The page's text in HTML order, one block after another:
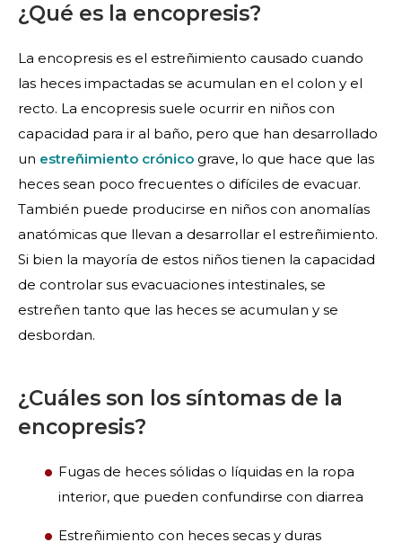
¿Qué es la encopresis?
La encopresis es el estreñimiento causado cuando
las heces impactadas se acumulan en el colon y el
recto. La encopresis suele ocurrir en niños con
capacidad para ir al baño, pero que han desarrollado
un estreñimiento crónico grave, lo que hace que las
heces sean poco frecuentes o difíciles de evacuar.
También puede producirse en niños con anomalías
anatómicas que llevan a desarrollar el estreñimiento.
Si bien la mayoría de estos niños tienen la capacidad
de controlar sus evacuaciones intestinales, se
estreñen tanto que las heces se acumulan y se
desbordan.
¿Cuáles son los síntomas de la
encopresis?
Fugas de heces sólidas o líquidas en la ropa
interior, que pueden confundirse con diarrea
Estreñimiento con heces secas y duras